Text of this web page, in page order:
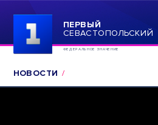
ПЕРВЫЙ
СЕВАСТОПОЛЬСКИЙ
ФЕДЕРАЛЬНОЕ ЗНАЧЕНИЕ
НОВОСТИ